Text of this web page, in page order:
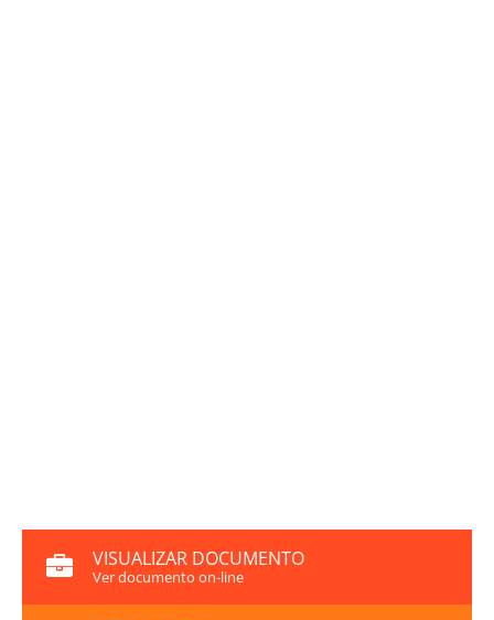
VISUALIZAR DOCUMENTO
Ver documento on-line